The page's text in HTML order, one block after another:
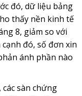
đó, dữ liệu bảng
thấy nền kinh tế
8, giảm so với
cạnh đó, số đơn xin
ánh phần nào
sàn chứng